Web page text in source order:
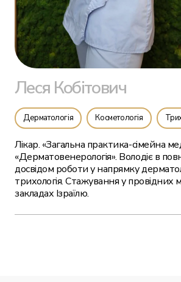
Леся Кобітович
Дерматологія Косметологія
Лікар. «Загальна практика-сімейна
«Дерматовенерологія». Володіє в
досвідом роботи у напрямку
трихологія. Стажування у провідних
закладах Ізраїлю.